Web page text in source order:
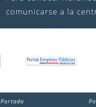
comunicarse a la
Portada